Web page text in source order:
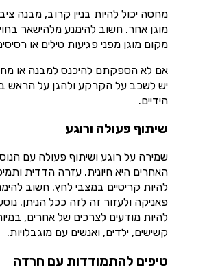
מחסה יכול להיות בניין קרוב, מבנה
מוגן אחר. חשוב להימנע מלהישאר
מקום מוגן מפני פגיעות טילים או
אם לא הספקתם להיכנס למבנה או
יש לשכב על הקרקע ולהגן על הראש
הידיים.
שיתוף פעולה ורוגע
שמירה על רוגע ושיתוף פעולה עם
האחרים היא חיונית. עזרה הדדית
להיות קריטיים במצבי לחץ. חשוב
פאניקה ולעזור זה לזה ככל הניתן.
להיות מודעים לצרכים של אחרים,
קשישים, ילדים, ואנשים עם מוגבלויות.
טיפים להתמודדות עם חרדה